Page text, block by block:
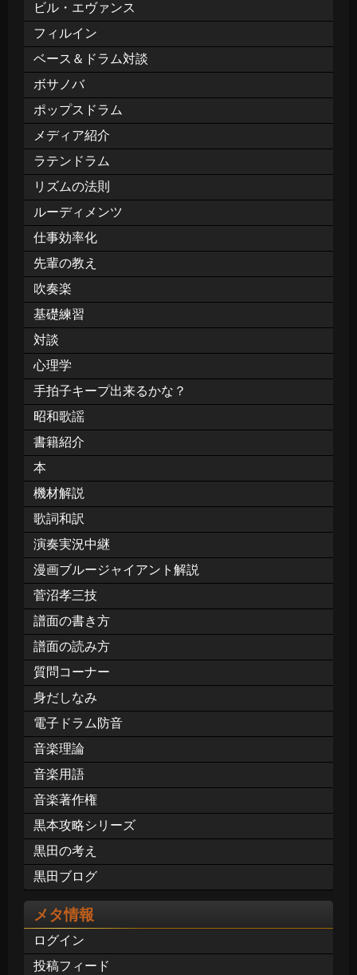
ビル・エヴァンス
フィルイン
ベース＆ドラム対談
ボサノバ
ポップスドラム
メディア紹介
ラテンドラム
リズムの法則
ルーディメンツ
仕事効率化
先輩の教え
吹奏楽
基礎練習
対談
心理学
手拍子キープ出来るかな？
昭和歌謡
書籍紹介
本
機材解説
歌詞和訳
演奏実況中継
漫画ブルージャイアント解説
菅沼孝三技
譜面の書き方
譜面の読み方
質問コーナー
身だしなみ
電子ドラム防音
音楽理論
音楽用語
音楽著作権
黒本攻略シリーズ
黒田の考え
黒田ブログ
メタ情報
ログイン
投稿フィード